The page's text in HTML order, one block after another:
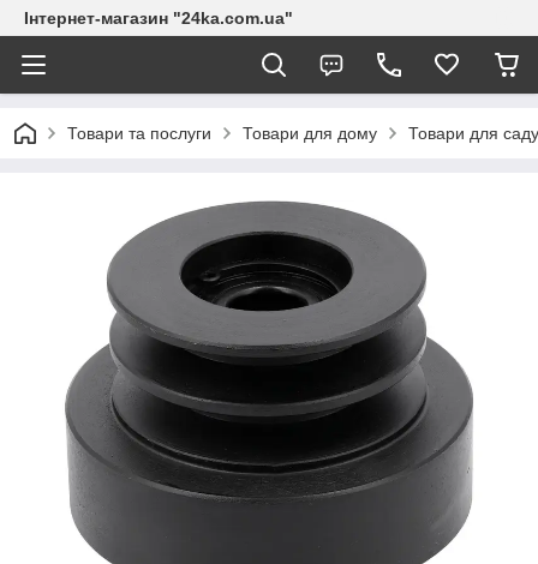
Інтернет-магазин "24ka.com.ua"
Товари та послуги Товари для дому Товари для саду